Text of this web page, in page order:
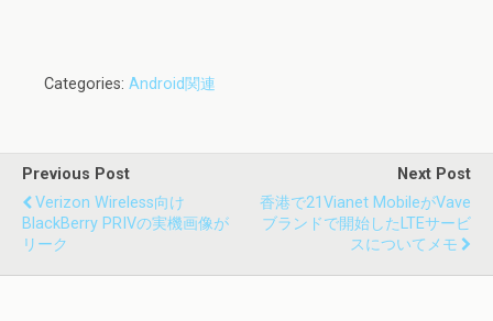
Categories: Android関連
Previous Post
Verizon Wireless向け
BlackBerry PRIVの実機画像が
リーク
Next Post
香港で21Vianet MobileがVave
ブランドで開始したLTEサービ
スについてメモ